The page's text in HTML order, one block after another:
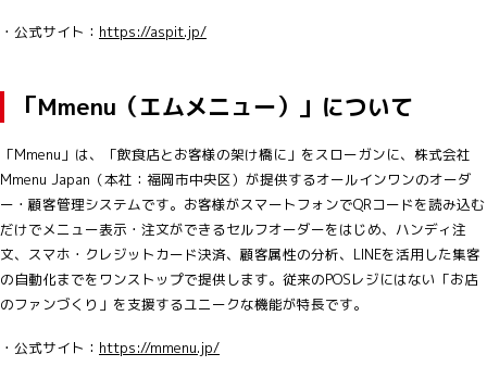
・公式サイト： https://aspit.jp/
「Mmenu（エムメニュー）」について
「Mmenu」は、「飲食店とお客様の架け橋に」をスローガンに、株式会社
Mmenu Japan（本社：福岡市中央区）が提供するオールインワンのオーダ
ー・顧客管理システムです。お客様がスマートフォンでQRコードを読み込む
だけでメニュー表示・注文ができるセルフオーダーをはじめ、ハンディ注
文、スマホ・クレジットカード決済、顧客属性の分析、LINEを活用した集客
の自動化までをワンストップで提供します。従来のPOSレジにはない「お店
のファンづくり」を支援するユニークな機能が特長です。
・公式サイト： https://mmenu.jp/